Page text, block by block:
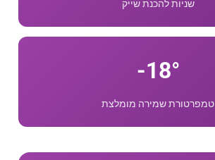
שניות להכנת שייק
18°-
טמפרטורת שמירה מומלצת